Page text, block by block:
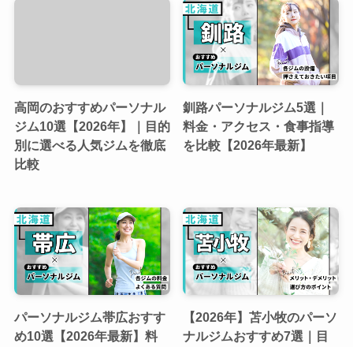
高岡のおすすめパーソナル
ジム10選【2026年】｜目的
別に選べる人気ジムを徹底
比較
釧路パーソナルジム5選｜
料金・アクセス・食事指導
を比較【2026年最新】
パーソナルジム帯広おすす
め10選【2026年最新】料
【2026年】苫小牧のパーソ
ナルジムおすすめ7選｜目